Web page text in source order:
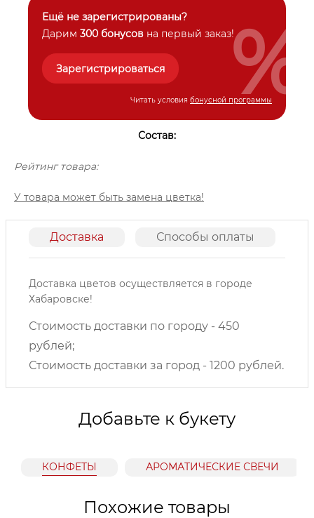
Ещё не зарегистрированы?
Дарим 300 бонусов на первый заказ!
Зарегистрироваться
Читать условия бонусной программы
%
Состав:
Рейтинг товара:
У товара может быть замена цветка!
Доставка Способы оплаты
Доставка цветов осуществляется в городе
Хабаровске!
Стоимость доставки по городу - 450
рублей;
Стоимость доставки за город - 1200 рублей.
Добавьте к букету
КОНФЕТЫ АРОМАТИЧЕСКИЕ СВЕЧИ
Похожие товары